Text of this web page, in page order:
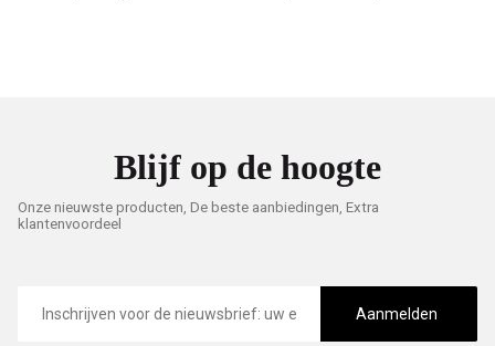
Blijf op de hoogte
Onze nieuwste producten, De beste aanbiedingen, Extra
klantenvoordeel
mailadres
Aanmelden